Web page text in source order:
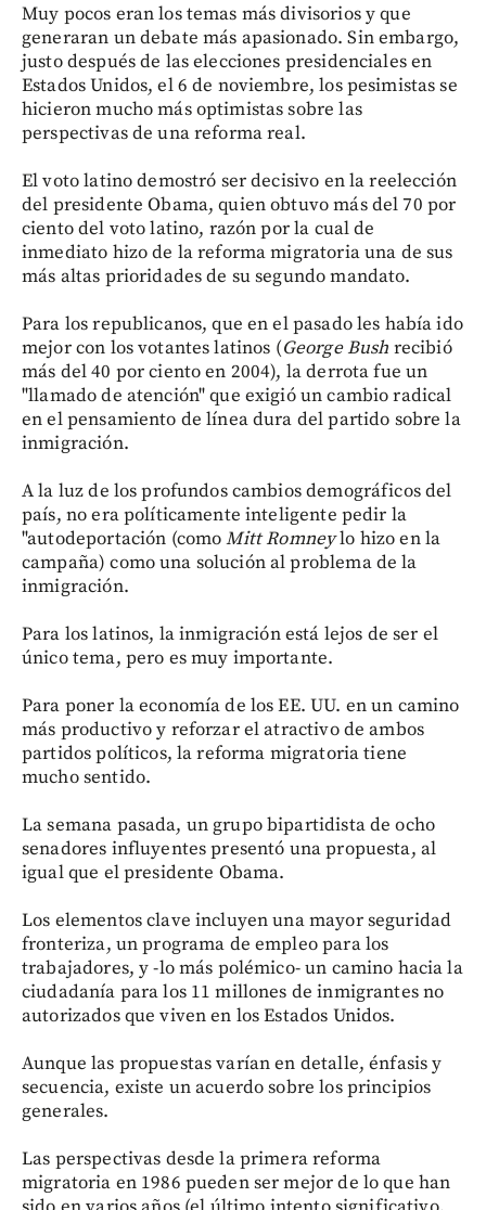
Muy pocos eran los temas más divisorios y que
generaran un debate más apasionado. Sin embargo,
justo después de las elecciones presidenciales en
Estados Unidos, el 6 de noviembre, los pesimistas se
hicieron mucho más optimistas sobre las
perspectivas de una reforma real.
El voto latino demostró ser decisivo en la reelección
del presidente Obama, quien obtuvo más del 70 por
ciento del voto latino, razón por la cual de
inmediato hizo de la reforma migratoria una de sus
más altas prioridades de su segundo mandato.
Para los republicanos, que en el pasado les había ido
mejor con los votantes latinos (George Bush recibió
más del 40 por ciento en 2004), la derrota fue un
"llamado de atención" que exigió un cambio radical
en el pensamiento de línea dura del partido sobre la
inmigración.
A la luz de los profundos cambios demográficos del
país, no era políticamente inteligente pedir la
"autodeportación (comoMitt Romneylo hizo en la
campaña) como una solución al problema de la
inmigración.
Para los latinos, la inmigración está lejos de ser el
único tema, pero es muy importante.
Para poner la economía de los EE. UU. en un camino
más productivo y reforzar el atractivo de ambos
partidos políticos, la reforma migratoria tiene
mucho sentido.
La semana pasada, un grupo bipartidista de ocho
senadores influyentes presentó una propuesta, al
igual que el presidente Obama.
Los elementos clave incluyen una mayor seguridad
fronteriza, un programa de empleo para los
trabajadores, y -lo más polémico- un camino hacia la
ciudadanía para los 11 millones de inmigrantes no
autorizados que viven en los Estados Unidos.
Aunque las propuestas varían en detalle, énfasis y
secuencia, existe un acuerdo sobre los principios
generales.
Las perspectivas desde la primera reforma
migratoria en 1986 pueden ser mejor de lo que han